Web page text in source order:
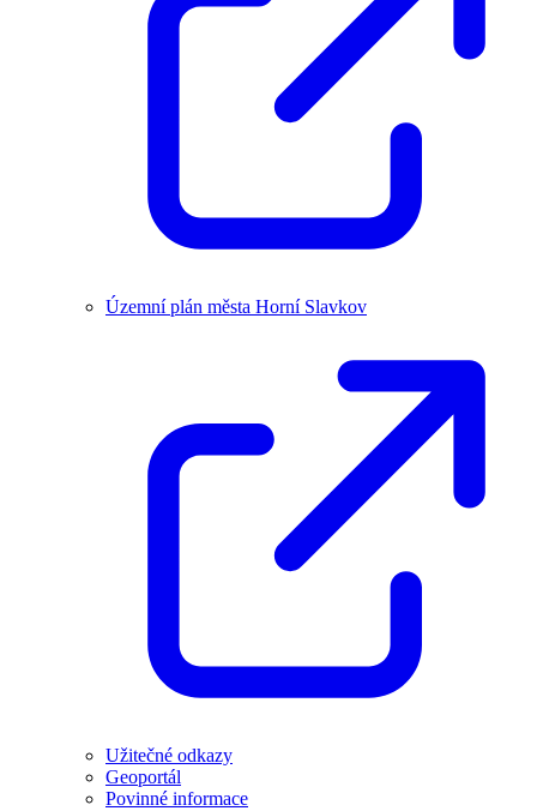
Územní plán města Horní Slavkov
Užitečné odkazy
Geoportál
Povinné informace